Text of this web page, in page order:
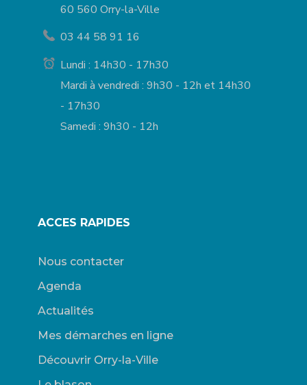
60 560 Orry-la-Ville
03 44 58 91 16
Lundi : 14h30 - 17h30
Mardi à vendredi : 9h30 - 12h et 14h30
- 17h30
Samedi : 9h30 - 12h
ACCES RAPIDES
Nous contacter
Agenda
Actualités
Mes démarches en ligne
Découvrir Orry-la-Ville